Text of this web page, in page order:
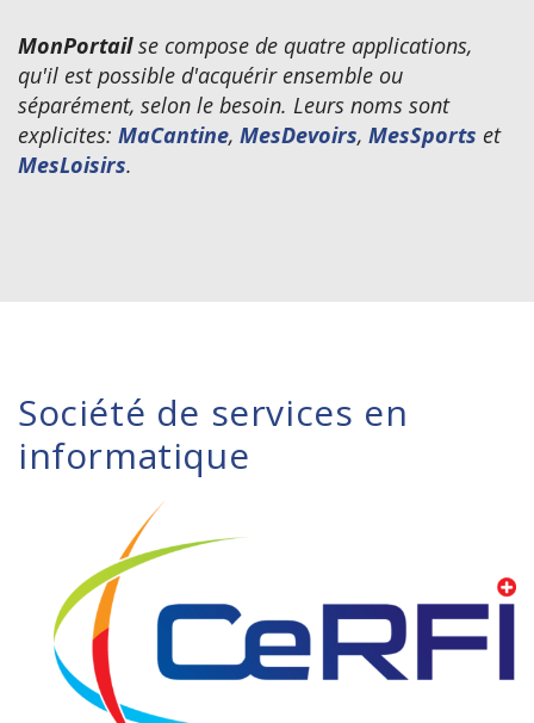
MonPortailse compose de quatre applications,
qu'il est possible d'acquérir ensemble ou
séparément, selon le besoin. Leurs noms sont
explicites: MaCantine, MesDevoirs, MesSports et
MesLoisirs.
Société de services en
informatique